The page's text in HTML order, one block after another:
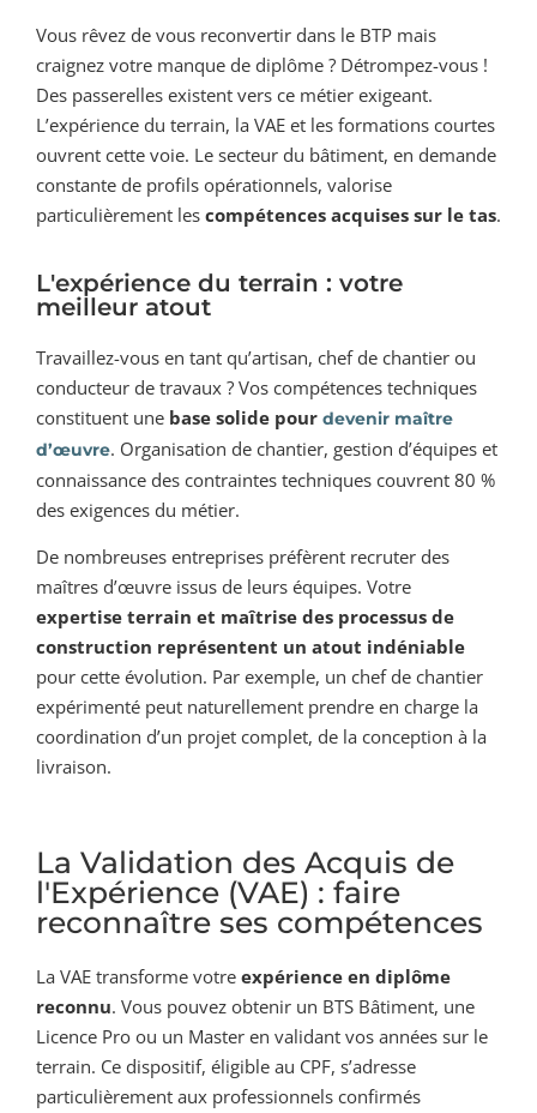
Vous rêvez de vous reconvertir dans le BTP mais
craignez votre manque de diplôme ? Détrompez-vous !
Des passerelles existent vers ce métier exigeant.
L’expérience du terrain, la VAE et les formations courtes
ouvrent cette voie. Le secteur du bâtiment, en demande
constante de profils opérationnels, valorise
particulièrement les compétences acquises sur le tas.
L'expérience du terrain : votre
meilleur atout
Travaillez-vous en tant qu’artisan, chef de chantier ou
conducteur de travaux ? Vos compétences techniques
constituent une base solide pour devenir maître
d’œuvre. Organisation de chantier, gestion d’équipes et
connaissance des contraintes techniques couvrent 80 %
des exigences du métier.
De nombreuses entreprises préfèrent recruter des
maîtres d’œuvre issus de leurs équipes. Votre
expertise terrain et maîtrise des processus de
construction représentent un atout indéniable
pour cette évolution. Par exemple, un chef de chantier
expérimenté peut naturellement prendre en charge la
coordination d’un projet complet, de la conception à la
livraison.
La Validation des Acquis de
l'Expérience (VAE) : faire
reconnaître ses compétences
La VAE transforme votre expérience en diplôme
reconnu. Vous pouvez obtenir un BTS Bâtiment, une
Licence Pro ou un Master en validant vos années sur le
terrain. Ce dispositif, éligible au CPF, s’adresse
particulièrement aux professionnels confirmés